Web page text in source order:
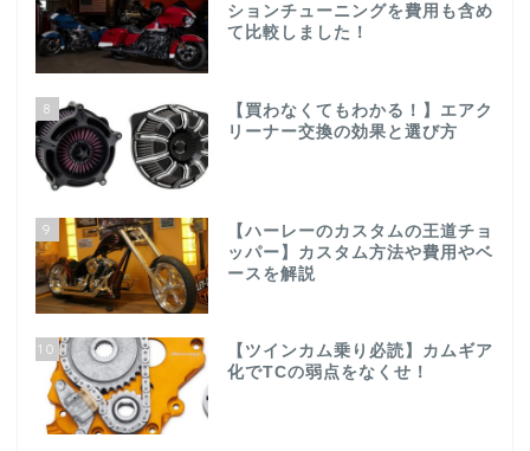
ションチューニングを費用も含め
て比較しました！
8
【買わなくてもわかる！】エアク
リーナー交換の効果と選び方
9
【ハーレーのカスタムの王道チョ
ッパー】カスタム方法や費用やベ
ースを解説
10
【ツインカム乗り必読】カムギア
化でTCの弱点をなくせ！